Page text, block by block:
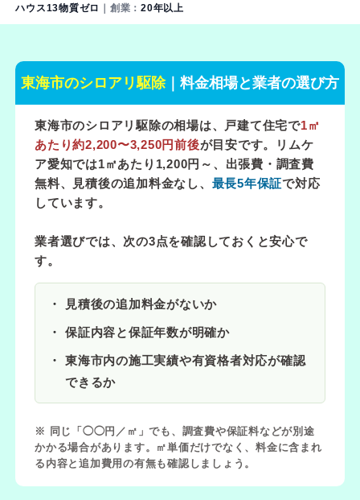
ハウス13物質ゼロ ｜創業：20年以上
東海市のシロアリ駆除｜料金相場と業者の選び方
東海市のシロアリ駆除の相場は、戸建て住宅で1㎡
あたり約2,200〜3,250円前後が目安です。リムケ
ア愛知では1㎡あたり1,200円～ 、出張費・調査費
無料、見積後の追加料金なし、 最長5年保証で対応
しています。
業者選びでは、次の3点を確認しておくと安心で
す。
見積後の追加料金がないか
保証内容と保証年数が明確か
東海市内の施工実績や有資格者対応が確認
できるか
※ 同じ「◯◯円／㎡」でも、調査費や保証料などが別途
かかる場合があります。㎡単価だけでなく、料金に含まれ
る内容と追加費用の有無も確認しましょう。